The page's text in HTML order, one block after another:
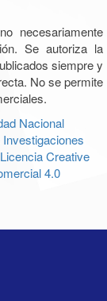
necesariamente
Se autoriza la
siempre y
No se permite
Nacional
Licencia Creative
4.0